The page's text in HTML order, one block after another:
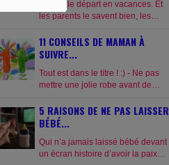
Bientôt le départ en vacances. Et
les parents le savent bien, les
difficiles. En train, en voiture, en
avion : aucuns enfants ne restent
11 CONSEILS DE MAMAN À
SUIVRE...
Tout est dans le titre ! :) - Ne pas
mettre une jolie robe avant de
prévenu. L’urine sur votre robe en
soie jaune, ne vous rendra pas...
5 RAISONS DE NE PAS LAISSER
BÉBÉ...
Qui n’a jamais laissé bébé devant
un écran histoire d’avoir la paix